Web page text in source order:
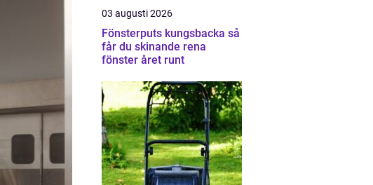
03 augusti 2026
Fönsterputs kungsbacka så
får du skinande rena
fönster året runt